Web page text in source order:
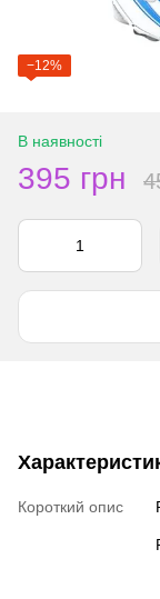
−12%
В наявності
395 грн
Короткий опис